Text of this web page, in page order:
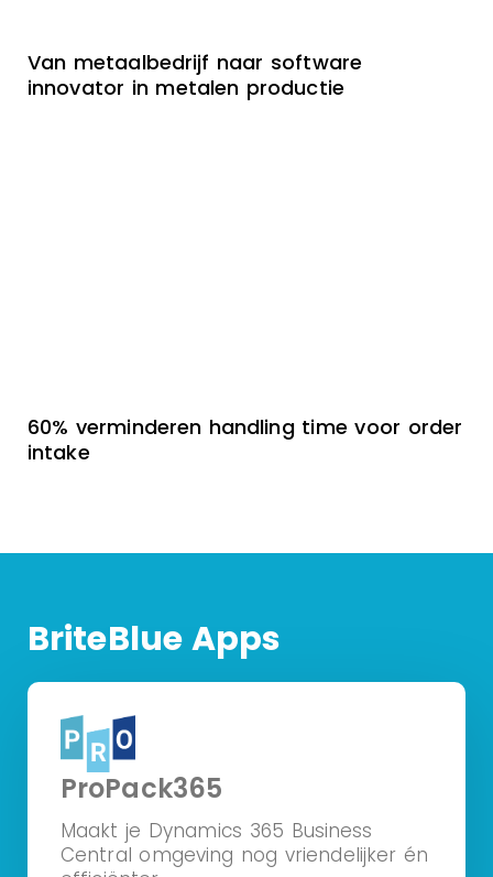
Van metaalbedrijf naar software
innovator in metalen productie
60% verminderen handling time voor order
intake
BriteBlue Apps
ProPack365
Maakt je Dynamics 365 Business
Central omgeving nog vriendelijker én